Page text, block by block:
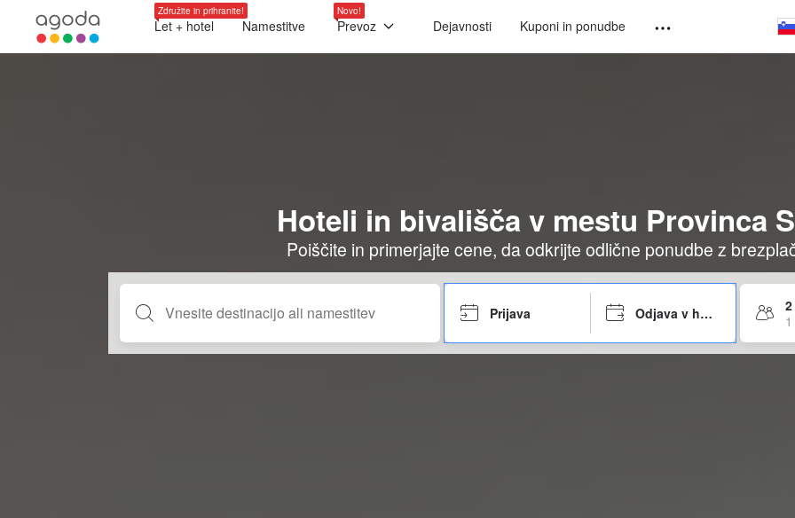
Združite in prihranite!
Let + hotel Namestitve
Novo!
Prevoz Dejavnosti Kuponi in ponudbe
Hoteli in bivališča v mestu Provinca
Poiščite in primerjajte cene, da odkrijte odlične ponudbe z
Prijava Odjava v hotelu